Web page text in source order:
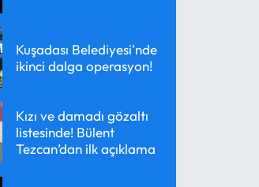
Kuşadası Belediyesi'nde
ikinci dalga operasyon!
Kızı ve damadı gözaltı
listesinde! Bülent
Tezcan’dan ilk açıklama